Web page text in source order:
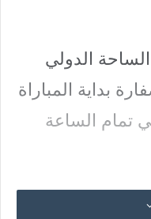
الدولي
بداية المباراة
تمام الساعة